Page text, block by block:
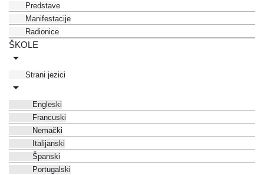
Predstave
Manifestacije
Radionice
ŠKOLE
Strani jezici
Engleski
Francuski
Nemački
Italijanski
Španski
Portugalski